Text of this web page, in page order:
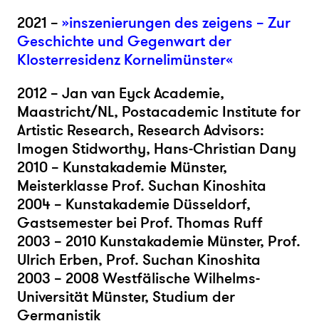
2021 – »inszenierungen des zeigens – Zur
Geschichte und Gegenwart der
Klosterresidenz Kornelimünster«
2012 – Jan van Eyck Academie,
Maastricht/NL, Postacademic Institute for
Artistic Research, Research Advisors:
Imogen Stidworthy, Hans-Christian Dany
2010 – Kunstakademie Münster,
Meisterklasse Prof. Suchan Kinoshita
2004 – Kunstakademie Düsseldorf,
Gastsemester bei Prof. Thomas Ruff
2003 – 2010 Kunstakademie Münster, Prof.
Ulrich Erben, Prof. Suchan Kinoshita
2003 – 2008 Westfälische Wilhelms-
Universität Münster, Studium der
Germanistik